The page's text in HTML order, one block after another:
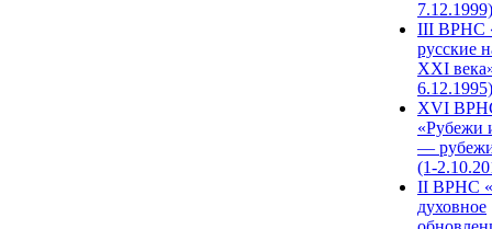
7.12.1999)
III ВРНС
русские
XXI
6.12.1995)
XVI
«Рубежи
—
(1-
II ВРНС
духовное